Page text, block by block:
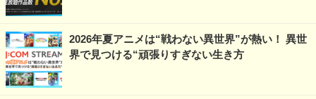
2026年夏アニメは“戦わない異世界”が熱い！ 異世
界で見つける“頑張りすぎない生き方